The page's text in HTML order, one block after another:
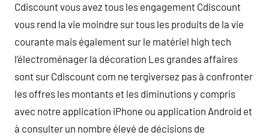
Cdiscount vous avez tous les engagement Cdiscount
vous rend la vie moindre sur tous les produits de la vie
courante mais également sur le matériel high tech
l’électroménager la décoration Les grandes affaires
sont sur Cdiscount com ne tergiversez pas à confronter
les offres les montants et les diminutions y compris
avec notre application iPhone ou application Android et
à consulter un nombre élevé de décisions de